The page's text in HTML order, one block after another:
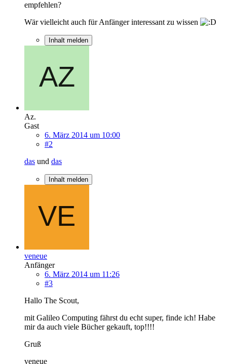
empfehlen?
Wär vielleicht auch für Anfänger interessant zu wissen
Inhalt melden
Az.
Gast
6. März 2014 um 10:00
#2
das und das
Inhalt melden
veneue
Anfänger
6. März 2014 um 11:26
#3
Hallo The Scout,
mit Galileo Computing fährst du echt super, finde ich! Habe
mir da auch viele Bücher gekauft, top!!!!
Gruß
veneue